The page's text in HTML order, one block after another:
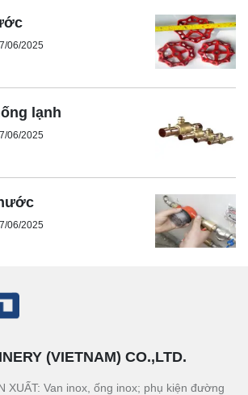
06/2025
lạnh
06/2025
06/2025
(VIETNAM) CO.,LTD.
XUẤT: Van inox, ống inox; phụ kiện đường